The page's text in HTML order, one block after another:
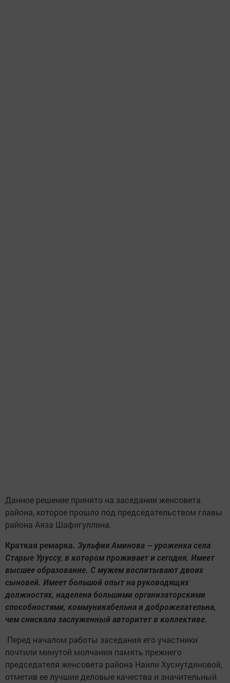
Данное решение принято на заседании женсовета
района, которое прошло под председательством главы
района Аяза Шафигуллина.
Краткая ремарка. Зульфия Аминова – уроженка села
Старые Уруссу, в котором проживает и сегодня. Имеет
высшее образование. С мужем воспитывают двоих
сыновей. Имеет большой опыт на руководящих
должностях, наделена большими организаторскими
способностями, коммуникабельна и доброжелательна,
чем снискала заслуженный авторитет в коллективе.
Перед началом работы заседания его участники
почтили минутой молчания память прежнего
председателя женсовета района Наили Хуснутдиновой,
отметив ее лучшие деловые качества и значительный